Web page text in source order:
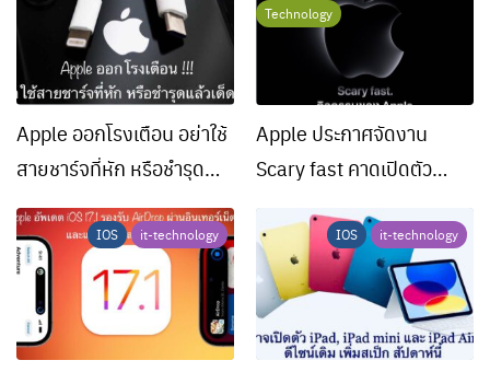
ข้อมูลเครื่องหาก iPhone
ถูกขโมย
Apple ออกโรงเตือน อย่าใช้
สายชาร์จที่หัก หรือชำรุด
แล้วเด็ดขาด
Technology
Apple ประกาศจัดงาน
Scary fast คาดเปิดตัว
iMac รุ่นใหม่ และชิป M3
IOS it-technology IOS it-technology